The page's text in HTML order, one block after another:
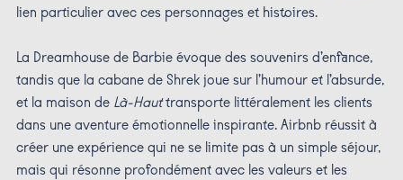
lien particulier avec ces personnages et histoires.
La Dreamhouse de Barbie évoque des souvenirs d’enfance,
tandis que la cabane de Shrek joue sur l’humour et l’absurde,
et la maison de Là-Hauttransporte littéralement les clients
dans une aventure émotionnelle inspirante. Airbnb réussit à
créer une expérience qui ne se limite pas à un simple séjour,
mais qui résonne profondément avec les valeurs et les